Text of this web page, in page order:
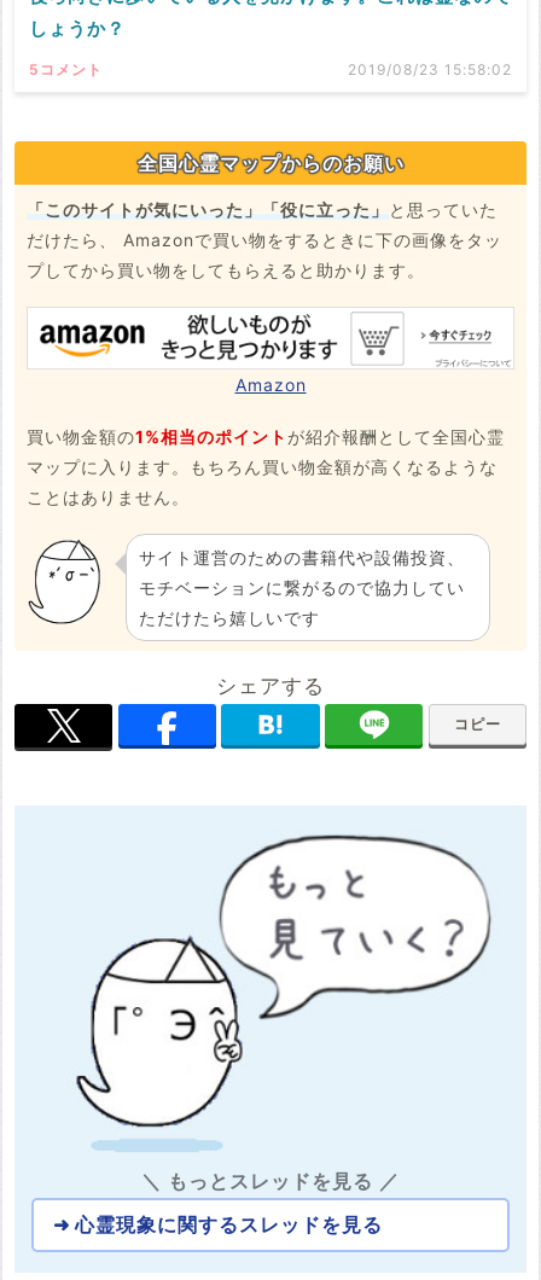
しょうか？
5コメント 2019/08/23 15:58:02
全国心霊マップからのお願い
「このサイトが気にいった」「役に立った」と思っていた
だけたら、 Amazonで買い物をするときに下の画像をタッ
プしてから買い物をしてもらえると助かります。
Amazon
買い物金額の1%相当のポイント が紹介報酬として全国心霊
マップに入ります。もちろん買い物金額が高くなるような
ことはありません。
サイト運営のための書籍代や設備投資、
モチベーションに繋がるので協力してい
ただけたら嬉しいです
シェアする
コピー
＼ もっとスレッドを見る ／
心霊現象に関するスレッドを見る